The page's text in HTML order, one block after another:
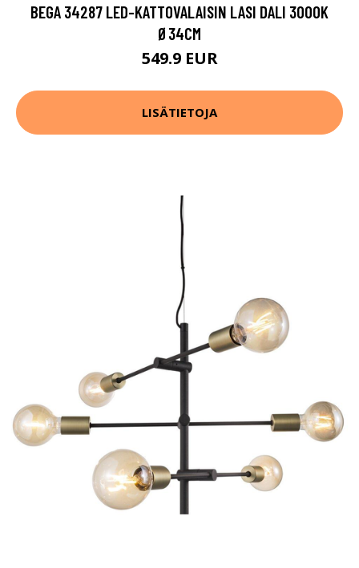
BEGA 34287 LED-KATTOVALAISIN LASI DALI 3000K
Ø34CM
549.9 EUR
LISÄTIETOJA